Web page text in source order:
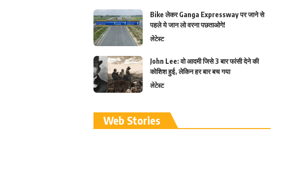
Bike लेकर Ganga Expressway पर जाने से
पहले ये जान लो वरना पछताओगे!
लेटेस्ट
John Lee: वो आदमी जिसे 3 बार फांसी देने की
कोशिश हुई, लेकिन हर बार बच गया
लेटेस्ट
Web Stories
रामलला विग्रह की
प्राण प्रतिष्ठा